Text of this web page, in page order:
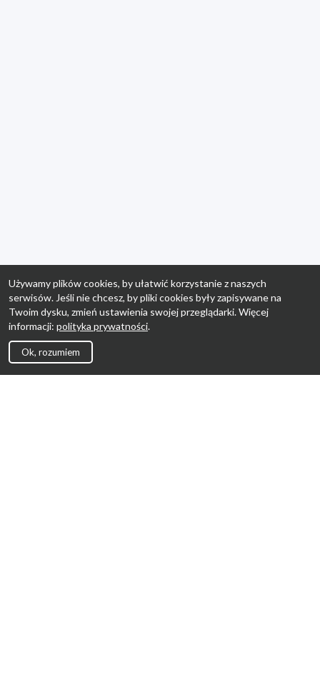
Używamy plików cookies, by ułatwić korzystanie z naszych
serwisów. Jeśli nie chcesz, by pliki cookies były zapisywane na
Twoim dysku, zmień ustawienia swojej przeglądarki. Więcej
informacji: polityka prywatności.
Ok, rozumiem